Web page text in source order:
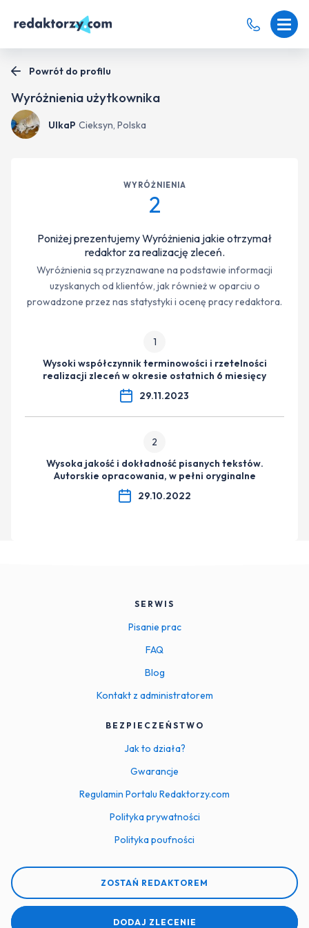
Wyróżnienia użytkownika
UlkaP Cieksyn, Polska
Powrót do profilu
WYRÓŻNIENIA
2
Poniżej prezentujemy Wyróżnienia jakie otrzymał
redaktor za realizację zleceń.
Wyróżnienia są przyznawane na podstawie informacji
uzyskanych od klientów, jak również w oparciu o
prowadzone przez nas statystyki i ocenę pracy redaktora.
1
Wysoki współczynnik terminowości i rzetelności
realizacji zleceń w okresie ostatnich 6 miesięcy
29.11.2023
2
Wysoka jakość i dokładność pisanych tekstów.
Autorskie opracowania, w pełni oryginalne
29.10.2022
SERWIS
Pisanie prac
FAQ
Blog
Kontakt z administratorem
BEZPIECZEŃSTWO
Jak to działa?
Gwarancje
Regulamin Portalu Redaktorzy.com
Polityka prywatności
Polityka poufności
ZOSTAŃ REDAKTOREM
DODAJ ZLECENIE